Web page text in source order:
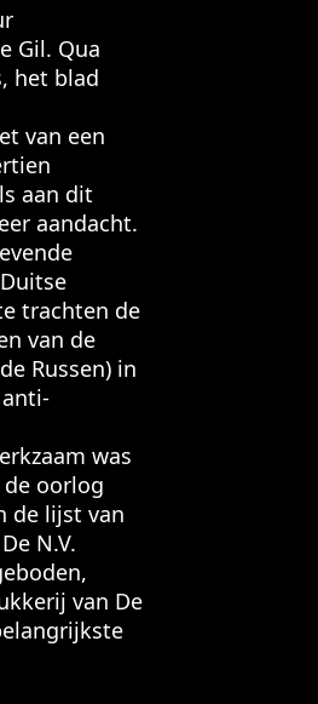
Gil. Qua
het blad
van een
aan dit
aandacht.
trachten de
van de
Russen) in
was
oorlog
de lijst van
N.V.
van De